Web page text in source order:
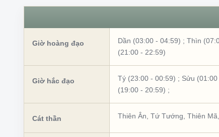
Giờ hoàng đạo Dần (03:00 - 04:59) ; Thìn
(21:00 - 22:59)
Giờ hắc đạo Tý (23:00 - 00:59) ; Sửu
(19:00 - 20:59) ;
Cát thần Thiên Ân Tứ Tướng Thiên Mã